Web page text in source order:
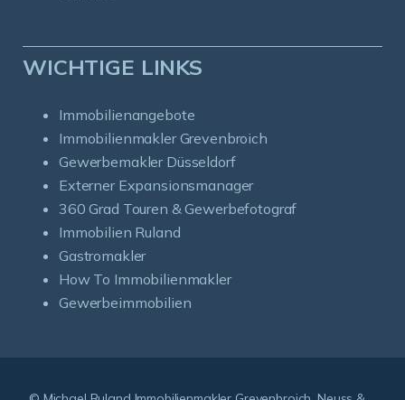
WICHTIGE LINKS
Immobilienangebote
Immobilienmakler Grevenbroich
Gewerbemakler Düsseldorf
Externer Expansionsmanager
360 Grad Touren & Gewerbefotograf
Immobilien Ruland
Gastromakler
How To Immobilienmakler
Gewerbeimmobilien
Immobilienmakler Michael Ruland